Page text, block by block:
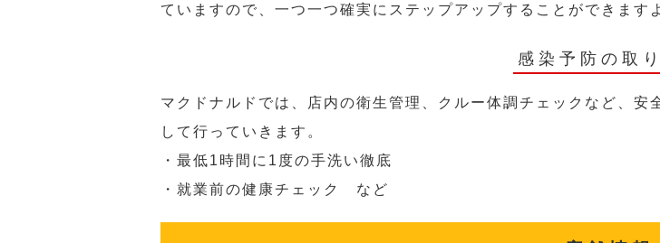
ていますので、一つ一つ確実にステップアップすることができます
感染予防の取
マクドナルドでは、店内の衛生管理、クルー体調チェックなど、
して行っていきます。
・最低1時間に1度の手洗い徹底
・就業前の健康チェック など